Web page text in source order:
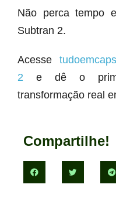
Não perca tempo
Subtran 2.
Acesse
2 e dê o
transformação real
Compartilhe!